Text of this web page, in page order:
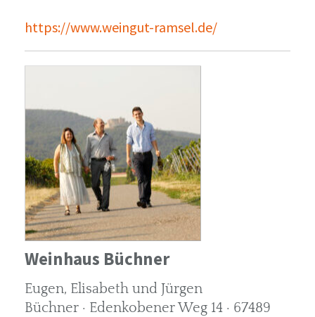
https://www.weingut-ramsel.de/
Weinhaus Büchner
Eugen, Elisabeth und Jürgen
Büchner · Edenkobener Weg 14 · 67489